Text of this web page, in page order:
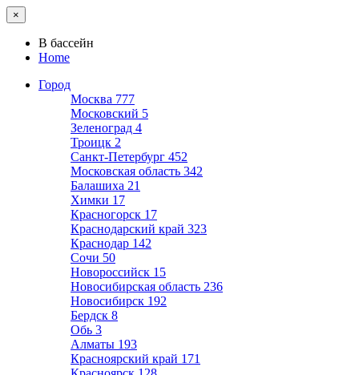
×
В бассейн
Home
Город
Москва 777
Московский 5
Зеленоград 4
Троицк 2
Санкт-Петербург 452
Московская область 342
Балашиха 21
Химки 17
Красногорск 17
Краснодарский край 323
Краснодар 142
Сочи 50
Новороссийск 15
Новосибирская область 236
Новосибирск 192
Бердск 8
Обь 3
Алматы 193
Красноярский край 171